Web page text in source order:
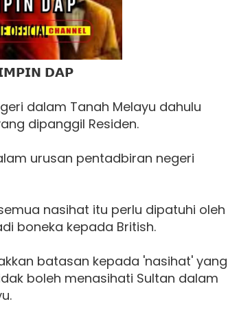
𝗗𝗔𝗣
dalam Tanah Melayu dahulu
dipanggil Residen.
urusan pentadbiran negeri
nasihat itu perlu dipatuhi oleh
boneka kepada British.
batasan kepada 'nasihat' yang
boleh menasihati Sultan dalam